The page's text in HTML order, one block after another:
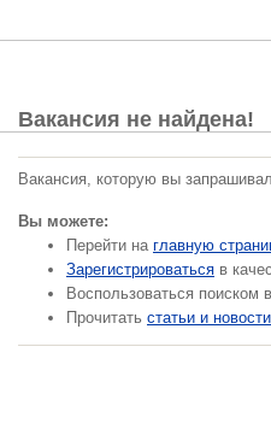
Вакансия не найдена!
Вакансия, которую вы
Вы можете:
Перейти на главную
Зарегистрироваться в
Воспользоваться поиском
Прочитать статьи и